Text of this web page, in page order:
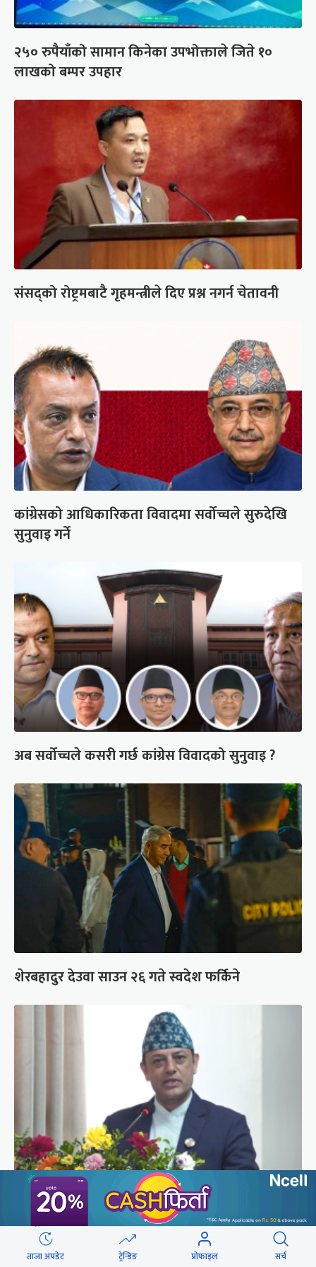
२५० रुपैयाँको सामान किनेका उपभोक्ताले जिते १०
लाखको बम्पर उपहार
संसद्को रोष्ट्रमबाटै गृहमन्त्रीले दिए प्रश्न नगर्न चेतावनी
कांग्रेसको आधिकारिकता विवादमा सर्वोच्चले सुरुदेखि
सुनुवाइ गर्ने
अब सर्वोच्चले कसरी गर्छ कांग्रेस विवादको सुनुवाइ ?
शेरबहादुर देउवा साउन २६ गते स्वदेश फर्किने
‘संसद्‍मा कालो चस्मा खोल्नू, बैठक चल्दा सेयर कारोबार
नगर्नू’
ताजा अपडेट ट्रेन्डिङ प्रोफाइल सर्च